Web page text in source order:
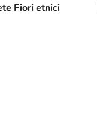
Fiori etnici